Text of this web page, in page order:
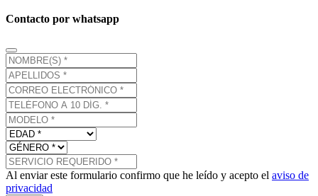
Contacto por whatsapp
Al enviar este formulario confirmo que he leído y acepto el aviso de
privacidad